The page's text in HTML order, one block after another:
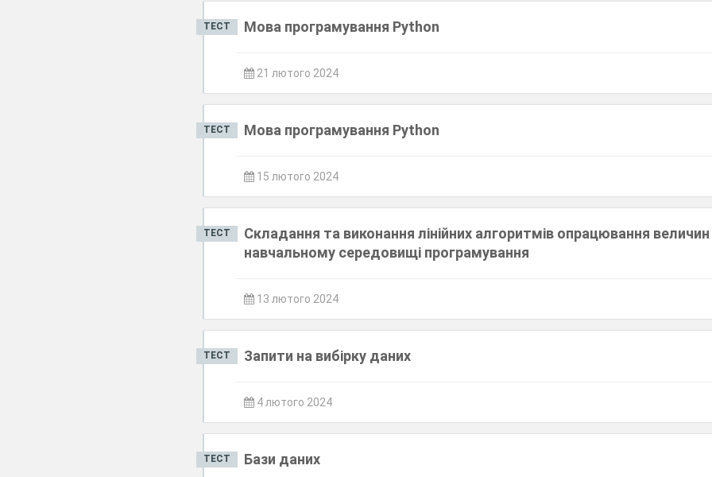
ТЕСТ Мова програмування Python
21 лютого 2024
ТЕСТ Мова програмування Python
15 лютого 2024
ТЕСТ
Складання та виконання лінійних алгоритмів опрацювання
навчальному середовищі програмування
13 лютого 2024
ТЕСТ Запити на вибірку даних
4 лютого 2024
ТЕСТ Бази даних